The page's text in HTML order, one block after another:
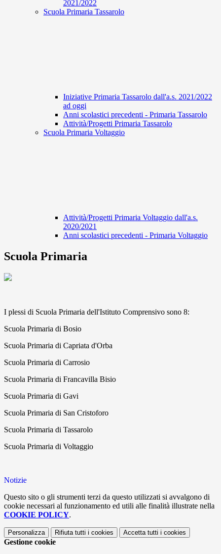
2021/2022
Scuola Primaria Tassarolo
Iniziative Primaria Tassarolo dall'a.s. 2021/2022
ad oggi
Anni scolastici precedenti - Primaria Tassarolo
Attività/Progetti Primaria Tassarolo
Scuola Primaria Voltaggio
Attività/Progetti Primaria Voltaggio dall'a.s.
2020/2021
Anni scolastici precedenti - Primaria Voltaggio
Scuola Primaria
I plessi di Scuola Primaria dell'Istituto Comprensivo sono 8:
Scuola Primaria di Bosio
Scuola Primaria di Capriata d'Orba
Scuola Primaria di Carrosio
Scuola Primaria di Francavilla Bisio
Scuola Primaria di Gavi
Scuola Primaria di San Cristoforo
Scuola Primaria di Tassarolo
Scuola Primaria di Voltaggio
Notizie
Questo sito o gli strumenti terzi da questo utilizzati si avvalgono di
cookie necessari al funzionamento ed utili alle finalità illustrate nella
COOKIE POLICY.
Personalizza Rifiuta tutti i cookies Accetta tutti i cookies
Gestione cookie